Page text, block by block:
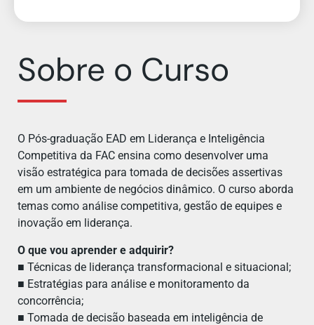
Sobre o Curso
O Pós-graduação EAD em Liderança e Inteligência
Competitiva da FAC ensina como desenvolver uma
visão estratégica para tomada de decisões assertivas
em um ambiente de negócios dinâmico. O curso aborda
temas como análise competitiva, gestão de equipes e
inovação em liderança.
O que vou aprender e adquirir?
■ Técnicas de liderança transformacional e situacional;
■ Estratégias para análise e monitoramento da
concorrência;
■ Tomada de decisão baseada em inteligência de